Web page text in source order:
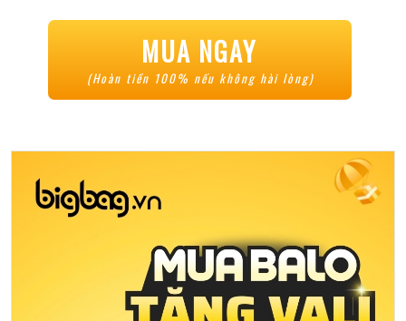
MUA NGAY
(Hoàn tiền 100% nếu không hài lòng)